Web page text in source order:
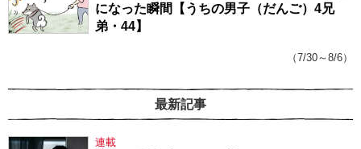
になった瞬間【うちの男子（だんご）4兄
弟・44】
（7/30～8/6）
最新記事
連載